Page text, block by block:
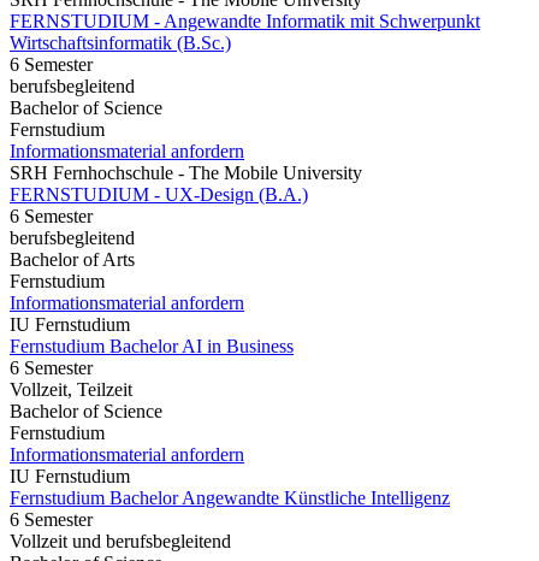
FERNSTUDIUM - Angewandte Informatik mit Schwerpunkt
Wirtschaftsinformatik (B.Sc.)
6 Semester
berufsbegleitend
Bachelor of Science
Fernstudium
Informationsmaterial anfordern
SRH Fernhochschule - The Mobile University
FERNSTUDIUM - UX-Design (B.A.)
6 Semester
berufsbegleitend
Bachelor of Arts
Fernstudium
Informationsmaterial anfordern
IU Fernstudium
Fernstudium Bachelor AI in Business
6 Semester
Vollzeit, Teilzeit
Bachelor of Science
Fernstudium
Informationsmaterial anfordern
IU Fernstudium
Fernstudium Bachelor Angewandte Künstliche Intelligenz
6 Semester
Vollzeit und berufsbegleitend